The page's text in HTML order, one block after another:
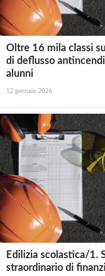
Oltre 16 mila classi
di deflusso
alunni
12 gennaio 2026
Edilizia scolastica/1.
straordinario di